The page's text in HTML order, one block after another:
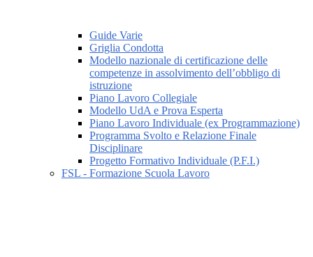
Guide Varie
Griglia Condotta
Modello nazionale di certificazione delle
competenze in assolvimento dell’obbligo di
istruzione
Piano Lavoro Collegiale
Modello UdA e Prova Esperta
Piano Lavoro Individuale (ex Programmazione)
Programma Svolto e Relazione Finale
Disciplinare
Progetto Formativo Individuale (P.F.I.)
FSL - Formazione Scuola Lavoro